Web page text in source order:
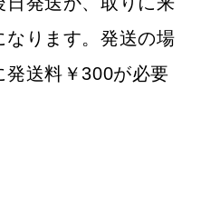
なります。発送の場
送料￥300が必要